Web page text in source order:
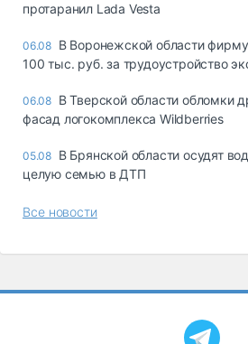
протаранил Lada Vesta
06.08 В Воронежской области
100 тыс. руб. за трудоустройство
06.08 В Тверской области обломки
фасад логокомплекса Wildberries
05.08 В Брянской области осудят
целую семью в ДТП
Все новости